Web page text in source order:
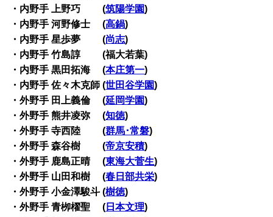
・内野手 上野巧 (筑陽学園)
・内野手 河野修士 (高鍋)
・内野手 星歩夢 (尚志)
・内野手 竹島諄 (福大若葉)
・内野手 黒田拓海 (本庄第一)
・内野手 佐々木克師 (世田谷学園)
・外野手 田上義倫 (延岡学園)
・外野手 熊井凌弥 (知徳)
・外野手 寺西陸 (群馬･常磐)
・外野手 森谷樹 (帝京安積)
・外野手 鹿島正晴 (東海大菅生)
・外野手 山田和樹 (春日部共栄)
・外野手 小金澤駿斗 (樹徳)
・外野手 青栁櫂聖 ( 日本文理)